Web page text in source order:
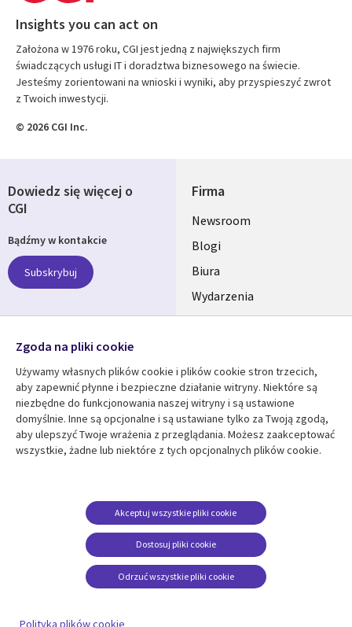
Insights you can act on
Założona w 1976 roku, CGI jest jedną z największych firm
świadczących usługi IT i doradztwa biznesowego na świecie.
Jesteśmy zorientowani na wnioski i wyniki, aby przyspieszyć zwrot
z Twoich inwestycji.
© 2026 CGI Inc.
Firma
Useful
links
SECTIONS
POLSKA
Newsroom
Blogi
Biura
Wydarzenia
Centrum zasobów
Library
SECTIONS
POLSKA
Artykuły
Pomoc
Legal
POLSKA
Informacja prawna
Informacja o
ciasteczkach
Dowiedz się więcej o
CGI
Bądźmy w kontakcie
Subskrybuj
Social
Media
SECTIONS
POLSKA
Zgoda na pliki cookie
Używamy własnych plików cookie i plików cookie stron trzecich,
aby zapewnić płynne i bezpieczne działanie witryny. Niektóre są
niezbędne do funkcjonowania naszej witryny i są ustawione
domyślnie. Inne są opcjonalne i są ustawiane tylko za Twoją zgodą,
aby ulepszyć Twoje wrażenia z przeglądania. Możesz zaakceptować
wszystkie, żadne lub niektóre z tych opcjonalnych plików cookie.
Dostosuj pliki cookie
Akceptuj wszystkie pliki cookie
Odrzuć wszystkie pliki cookie
Polityka plików cookie